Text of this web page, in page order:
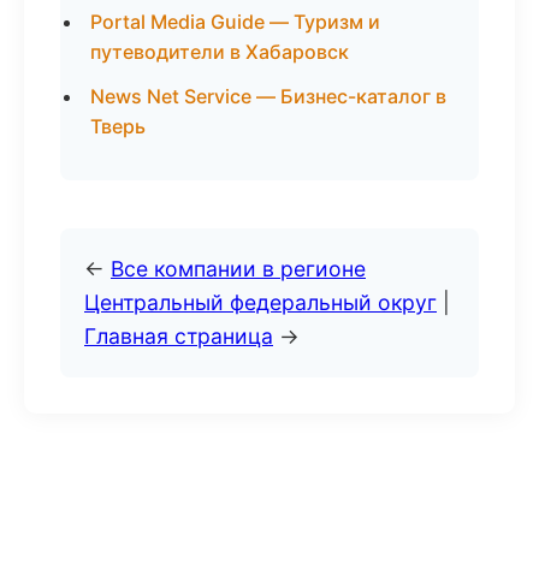
Portal Media Guide — Туризм и
путеводители в Хабаровск
News Net Service — Бизнес-каталог в
Тверь
← Все компании в регионе
Центральный федеральный округ
Главная страница →